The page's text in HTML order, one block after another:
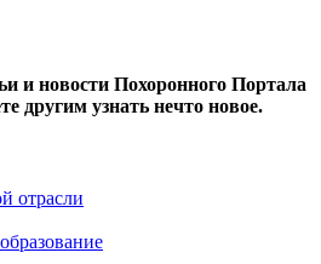
и новости Похоронного Портала
другим узнать нечто новое.
отрасли